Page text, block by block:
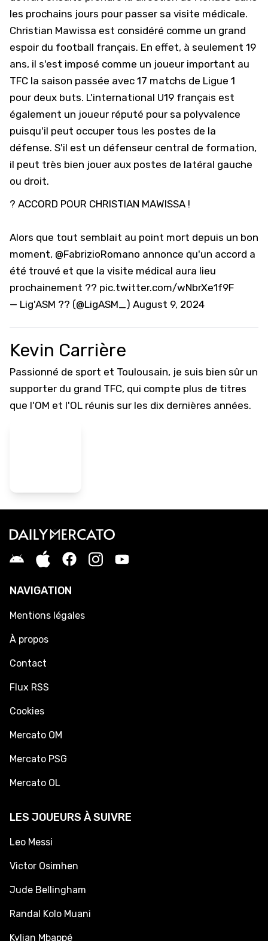
les prochains jours pour passer sa visite médicale.
Christian Mawissa est considéré comme un grand
espoir du football français. En effet, à seulement 19
ans, il s'est imposé comme un joueur important au
TFC la saison passée avec 17 matchs de Ligue 1
pour deux buts. L'international U19 français est
également un joueur réputé pour sa polyvalence
puisqu'il peut occuper tous les postes de la
défense. S'il est un défenseur central de formation,
il peut très bien jouer aux postes de latéral gauche
ou droit.
? ACCORD POUR CHRISTIAN MAWISSA !
Alors que tout semblait au point mort depuis un bon
moment, @FabrizioRomano annonce qu'un accord a
été trouvé et que la visite médical aura lieu
prochainement ?? pic.twitter.com/wNbrXe1f9F
— Lig'ASM ?? (@LigASM_) August 9, 2024
Kevin Carrière
Passionné de sport et Toulousain, je suis bien sûr un
supporter du grand TFC, qui compte plus de titres
que l'OM et l'OL réunis sur les dix dernières années.
NAVIGATION
Mentions légales
À propos
Contact
Flux RSS
Cookies
Mercato OM
Mercato PSG
Mercato OL
LES JOUEURS À SUIVRE
Leo Messi
Victor Osimhen
Jude Bellingham
Randal Kolo Muani
Kylian Mbappé